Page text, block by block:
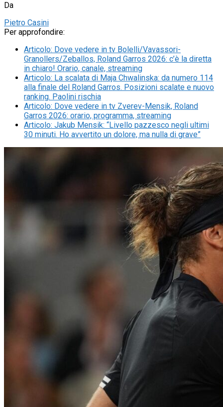
Da
Pietro Casini
Per approfondire:
Articolo: Dove vedere in tv Bolelli/Vavassori-
Granollers/Zeballos, Roland Garros 2026: c’è la diretta
in chiaro! Orario, canale, streaming
Articolo: La scalata di Maja Chwalinska: da numero 114
alla finale del Roland Garros. Posizioni scalate e nuovo
ranking. Paolini rischia
Articolo: Dove vedere in tv Zverev-Mensik, Roland
Garros 2026: orario, programma, streaming
Articolo: Jakub Mensik: “Livello pazzesco negli ultimi
30 minuti. Ho avvertito un dolore, ma nulla di grave”